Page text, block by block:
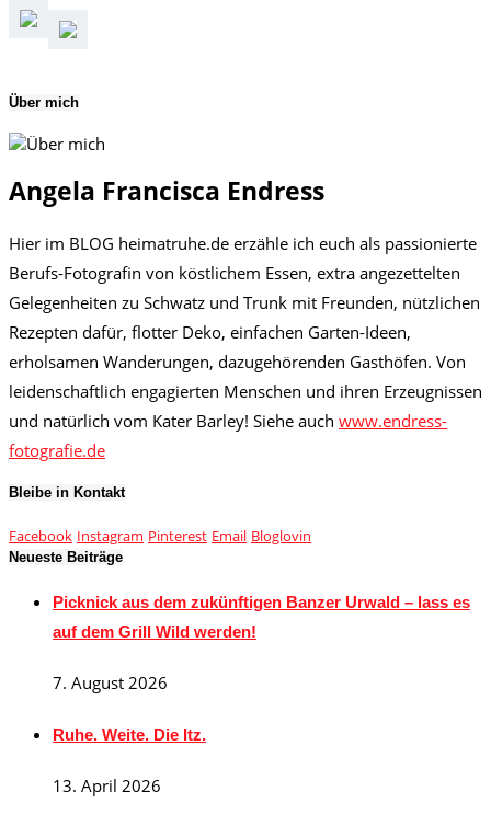
Über mich
Angela Francisca Endress
Hier im BLOG heimatruhe.de erzähle ich euch als passionierte
Berufs-Fotografin von köstlichem Essen, extra angezettelten
Gelegenheiten zu Schwatz und Trunk mit Freunden, nützlichen
Rezepten dafür, flotter Deko, einfachen Garten-Ideen,
erholsamen Wanderungen, dazugehörenden Gasthöfen. Von
leidenschaftlich engagierten Menschen und ihren Erzeugnissen
und natürlich vom Kater Barley! Siehe auch www.endress-
fotografie.de
Bleibe in Kontakt
Facebook Instagram Pinterest Email Bloglovin
Neueste Beiträge
Picknick aus dem zukünftigen Banzer Urwald – lass es
auf dem Grill Wild werden!
7. August 2026
Ruhe. Weite. Die Itz.
13. April 2026